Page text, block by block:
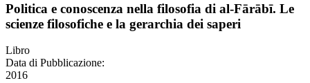
Politica e conoscenza nella filosofia di al-Fārābī. Le
scienze filosofiche e la gerarchia dei saperi
Libro
Data di Pubblicazione:
2016